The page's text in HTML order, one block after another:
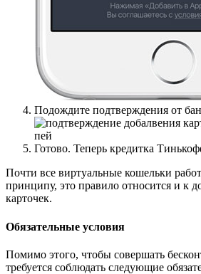
Подождите подтверждения от
Готово. Теперь кредитка
Почти все виртуальные кошельки
принципу, это правило относится и к
карточек.
Обязательные условия
Помимо этого, чтобы совершать
требуется соблюдать следующие